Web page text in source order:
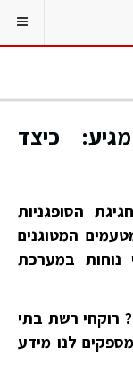
כיצד
הסופגניות
המטוגנים
נוחות במערכת
רוקחי רשת בתי
לנו מידע